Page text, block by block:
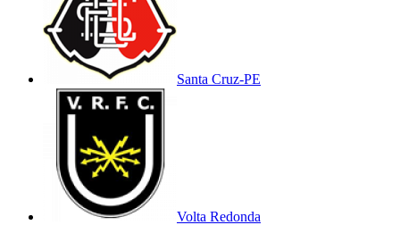
Santa Cruz-PE
Volta Redonda